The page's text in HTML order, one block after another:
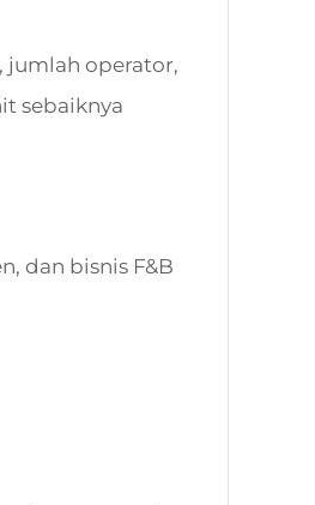
jumlah operator,
sebaiknya
dan bisnis F&B